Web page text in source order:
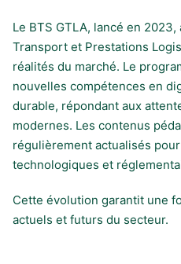
Le BTS GTLA, lancé en 2023,
Transport et Prestations
réalités du marché. Le
nouvelles compétences en
durable, répondant aux
modernes. Les contenus
régulièrement actualisés
technologiques et
Cette évolution garantit une
actuels et futurs du secteur.